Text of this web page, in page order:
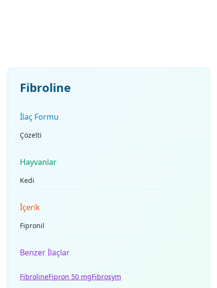
Fibroline
İlaç Formu
Çözelti
Hayvanlar
Kedi
İçerik
Fipronil
Benzer İlaçlar
FibrolineFipron 50 mgFibrosym